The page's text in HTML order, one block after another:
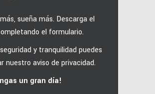
sueña más. Descarga el
el formulario.
y tranquilidad puedes
nuestro aviso de privacidad.
un gran día!